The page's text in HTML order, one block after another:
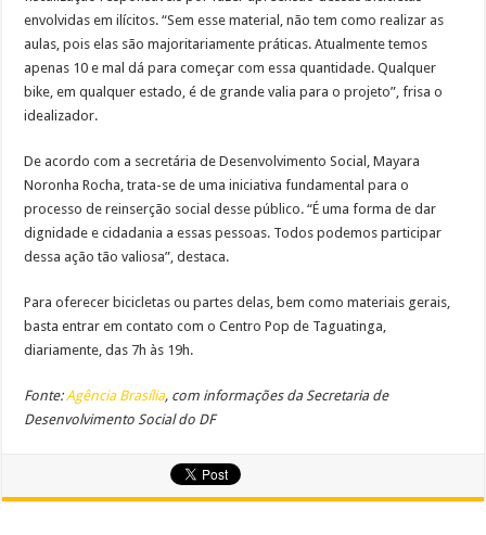
envolvidas em ilícitos. “Sem esse material, não tem como realizar as
aulas, pois elas são majoritariamente práticas. Atualmente temos
apenas 10 e mal dá para começar com essa quantidade. Qualquer
bike, em qualquer estado, é de grande valia para o projeto”, frisa o
idealizador.
De acordo com a secretária de Desenvolvimento Social, Mayara
Noronha Rocha, trata-se de uma iniciativa fundamental para o
processo de reinserção social desse público. “É uma forma de dar
dignidade e cidadania a essas pessoas. Todos podemos participar
dessa ação tão valiosa”, destaca.
Para oferecer bicicletas ou partes delas, bem como materiais gerais,
basta entrar em contato com o Centro Pop de Taguatinga,
diariamente, das 7h às 19h.
Fonte:Agência Brasília, com informações da Secretaria de
Desenvolvimento Social do DF